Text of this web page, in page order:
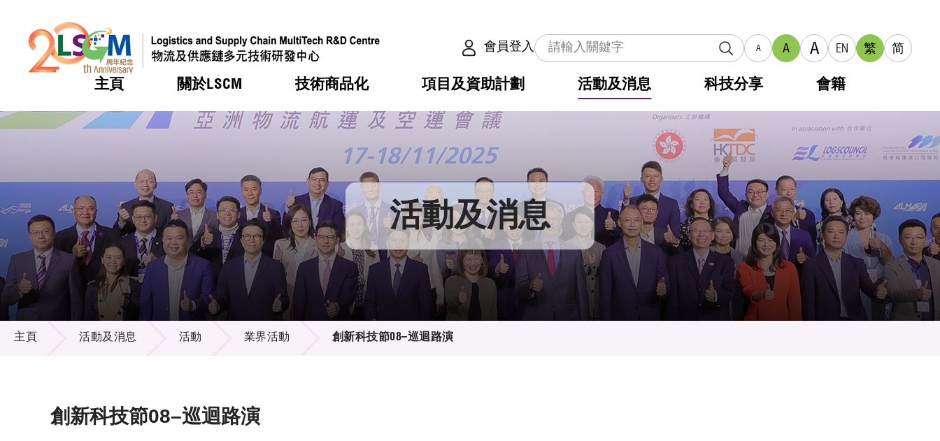
會員登入 A A A EN 繁 简
主頁 關於LSCM
熱門 機構簡介
組織架構
組織架構
董事局
研究顧問
招標通告
技術商品化
熱門 服務
可獲授權之技術
應用於公共服務之創新技術
重點項目
項目及資助計劃
熱門 合作計劃
資助計劃
資助計劃
稅務優惠
申請
評審
徵求研發項目計劃書
項目資料庫
活動及消息
熱門 活動
獎項
新聞中心
媒體報導
新聞稿
資訊中心
多媒體
出版刊物
科技分享 會籍
熱門 會籍及服務
會員列表
會員登入 活動及消息
活動及消息
主頁 活動及消息 活動 業界活動 創新科技節08–巡迴路演
創新科技節08–巡迴路演